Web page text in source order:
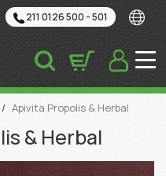
211 0126 500 - 501
/ Apivita Propolis & Herbal
& Herbal